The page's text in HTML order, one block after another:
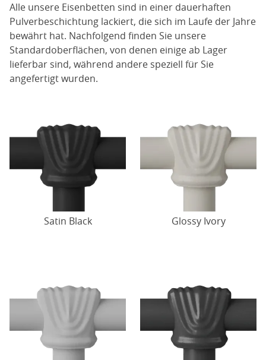
Alle unsere Eisenbetten sind in einer dauerhaften
Pulverbeschichtung lackiert, die sich im Laufe der Jahre
bewährt hat. Nachfolgend finden Sie unsere
Standardoberflächen, von denen einige ab Lager
lieferbar sind, während andere speziell für Sie
angefertigt wurden.
Satin Black Glossy Ivory